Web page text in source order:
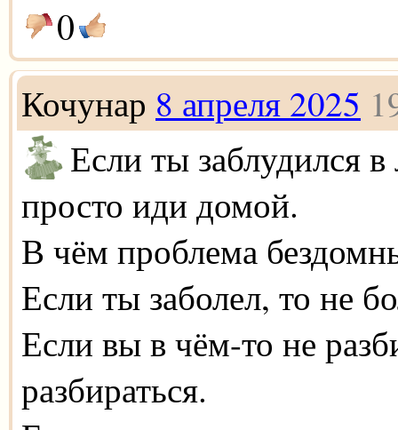
0
Кочунар 8 апреля 2025
Если ты заблудился в
просто иди домой.
В чём проблема
Если ты заболел, то не
Если вы в чём-то не
разбираться.